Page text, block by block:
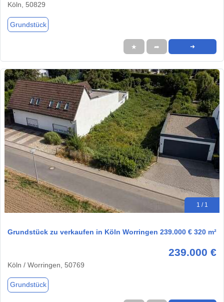
Köln, 50829
Grundstück
★ ➦ ➜
1 / 1
Grundstück zu verkaufen in Köln Worringen 239.000 € 320 m²
239.000 €
Köln / Worringen, 50769
Grundstück